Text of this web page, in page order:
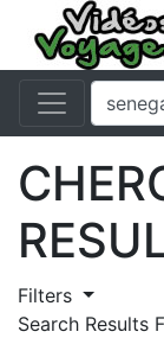
Filters
Search Results